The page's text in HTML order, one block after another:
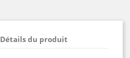
Détails du produit